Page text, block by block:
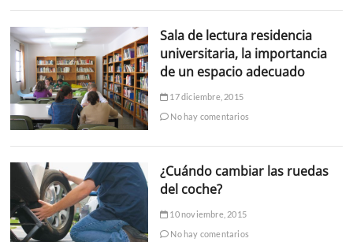
Sala de lectura residencia
universitaria, la importancia
de un espacio adecuado
17 diciembre, 2015
No hay comentarios
¿Cuándo cambiar las ruedas
del coche?
10 noviembre, 2015
No hay comentarios